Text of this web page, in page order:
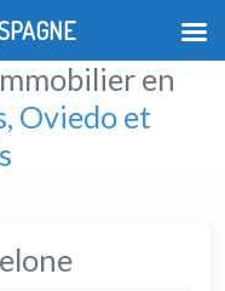
en
Oviedo et